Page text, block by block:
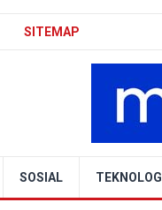
SITEMAP
SOSIAL TEKNOLOGI